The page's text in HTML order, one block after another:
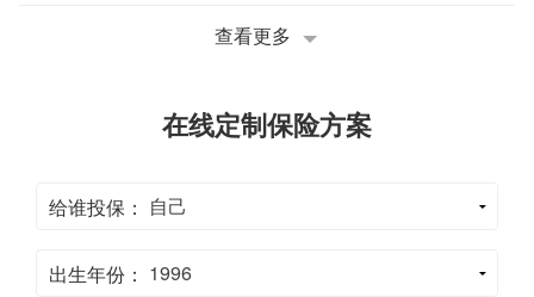
查看更多
在线定制保险方案
给谁投保：
出生年份：